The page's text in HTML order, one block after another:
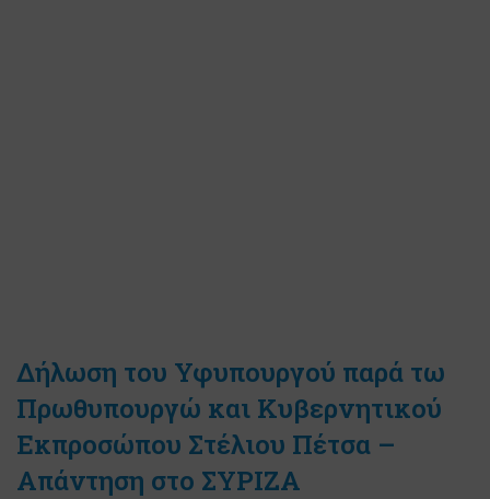
Δήλωση του Υφυπουργού παρά τω
Πρωθυπουργώ και Κυβερνητικού
Εκπροσώπου Στέλιου Πέτσα –
Απάντηση στο ΣΥΡΙΖΑ